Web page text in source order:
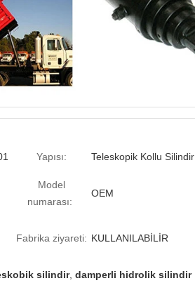
Yapısı: Teleskopik Kollu Silindir
Model
numarası:
OEM
Fabrika ziyareti: KULLANILABİLİR
silindir, damperli hidrolik silindir